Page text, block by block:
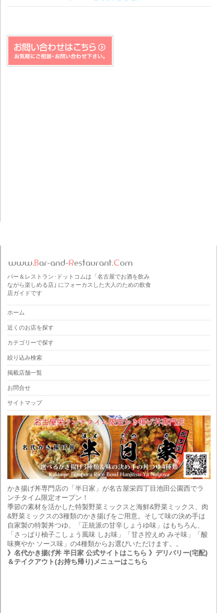
バー＆レストラン･ドットコムは「名古屋でお酒を飲み
ながら楽しめる店｣ にフォーカスした大人のための飲食
店ガイドです
ホーム
近くのお店を探す
カテゴリーで探す
絞り込み検索
掲載店舗一覧
お問合せ
サイトマップ
かき揚げ丼専門店の「半日家」が名古屋栄四丁目池田公園西でラ
ンチタイム限定オープン！
季節の素材を活かした特製野菜ミックスと海鮮&野菜ミックス、肉
&野菜ミックスの3種類のかき揚げをご用意。そして味の決め手は
自家製の特製丼つゆ。「正統派の甘辛しょうゆ味」はもちろん、
「さっぱり柚子こしょう風味 しお味」「甘さ控えめ みそ味」「酸
味爽やか ソース味」の4種類からお選びいただけます。。
》名代かき揚げ丼 半日家 公式サイトはこちら 》デリバリー(宅配)
＆テイクアウト(お持ち帰り)メニューはこちら